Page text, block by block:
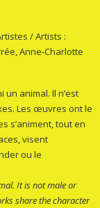
/ Artists :
Anne-Charlotte
un animal. Il n’est
Les œuvres ont le
s’animent, tout en
visent
ou le
It is not male or
share the character